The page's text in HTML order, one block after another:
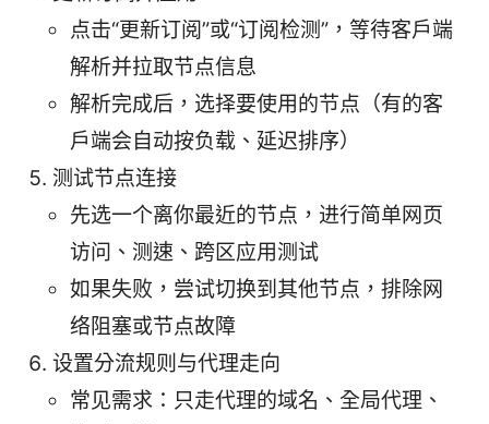
点击“更新订阅”或“订阅检测”，等待客户端
解析并拉取节点信息
解析完成后，选择要使用的节点（有的客
户端会自动按负载、延迟排序）
测试节点连接
先选一个离你最近的节点，进行简单网页
访问、测速、跨区应用测试
如果失败，尝试切换到其他节点，排除网
络阻塞或节点故障
设置分流规则与代理走向
常见需求：只走代理的域名、全局代理、